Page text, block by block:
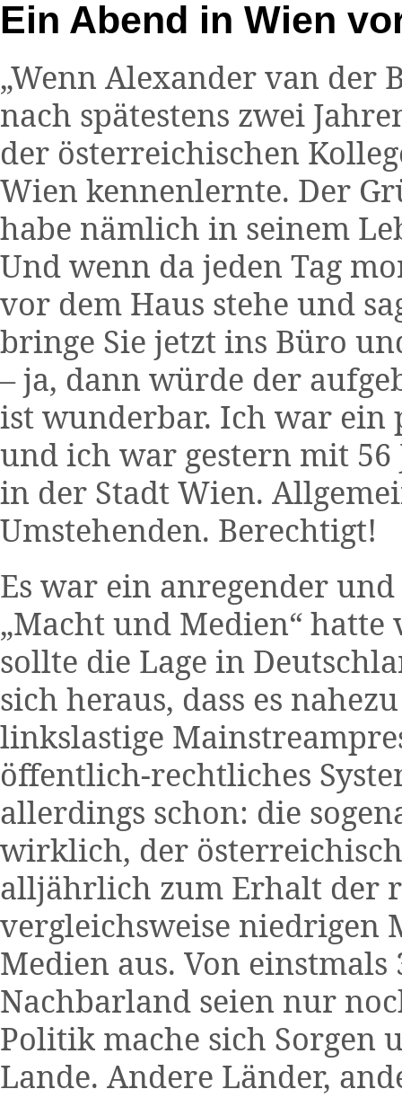
Ein Abend in Wien
„Wenn Alexander van der
nach spätestens zwei
der österreichischen
Wien kennenlernte. Der
habe nämlich in seinem
Und wenn da jeden Tag
vor dem Haus stehe und
bringe Sie jetzt ins Büro
– ja, dann würde der
ist wunderbar. Ich war
und ich war gestern mit
in der Stadt Wien.
Umstehenden. Berechtigt!
Es war ein anregender
„Macht und Medien“
sollte die Lage in
sich heraus, dass es
linkslastige
öffentlich-rechtliches
allerdings schon: die
wirklich, der
alljährlich zum Erhalt der
vergleichsweise niedrigen
Medien aus. Von einstmals
Nachbarland seien nur
Politik mache sich Sorgen
Lande. Andere Länder,